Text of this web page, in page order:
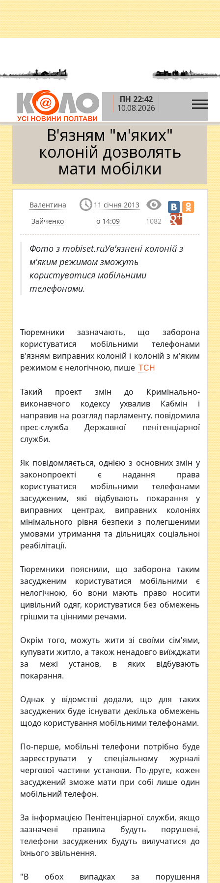
ПН 22:42
10.08.2026
Головна » Новини »
В'язням "м'яких" колоній
дозволять мати мобілки
В'язням "м'яких"
колоній дозволять
мати мобілки
Валентина
Зайченко
11 січня 2013
о 14:09
1082
Фото з mobiset.ruУв'язнені колоній з
м'яким режимом зможуть
користуватися мобільними
телефонами.
Тюремники зазначають, що заборона
користуватися мобільними телефонами
в'язням виправних колоній і колоній з м'яким
режимом є нелогічною, пише ТСН
Такий проект змін до Кримінально-
виконавчого кодексу ухвалив Кабмін і
направив на розгляд парламенту, повідомила
прес-служба Державної пенітенціарної
служби.
Як повідомляється, однією з основних змін у
законопроекті є надання права
користуватися мобільними телефонами
засудженим, які відбувають покарання у
виправних центрах, виправних колоніях
мінімального рівня безпеки з полегшеними
умовами утримання та дільницях соціальної
реабілітації.
Тюремники пояснили, що заборона таким
засудженим користуватися мобільними є
нелогічною, бо вони мають право носити
цивільний одяг, користуватися без обмежень
грішми та цінними речами.
Окрім того, можуть жити зі своїми сім'ями,
купувати житло, а також ненадовго виїжджати
за межі установ, в яких відбувають
покарання.
Однак у відомстві додали, що для таких
засуджених буде існувати декілька обмежень
щодо користування мобільними телефонами.
По-перше, мобільні телефони потрібно буде
зареєструвати у спеціальному журналі
чергової частини установи. По-друге, кожен
засуджений зможе мати при собі лише один
мобільний телефон.
За інформацією Пенітенціарної служби, якщо
зазначені правила будуть порушені,
телефони засуджених будуть вилучатися до
їхнього звільнення.
"В обох випадках за порушення